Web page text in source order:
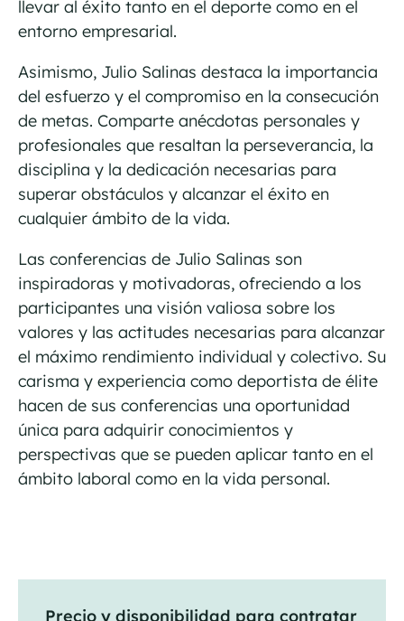
llevar al éxito tanto en el deporte como en el
entorno empresarial.
Asimismo, Julio Salinas destaca la importancia
del esfuerzo y el compromiso en la consecución
de metas. Comparte anécdotas personales y
profesionales que resaltan la perseverancia, la
disciplina y la dedicación necesarias para
superar obstáculos y alcanzar el éxito en
cualquier ámbito de la vida.
Las conferencias de Julio Salinas son
inspiradoras y motivadoras, ofreciendo a los
participantes una visión valiosa sobre los
valores y las actitudes necesarias para alcanzar
el máximo rendimiento individual y colectivo. Su
carisma y experiencia como deportista de élite
hacen de sus conferencias una oportunidad
única para adquirir conocimientos y
perspectivas que se pueden aplicar tanto en el
ámbito laboral como en la vida personal.
Precio y disponibilidad para contratar